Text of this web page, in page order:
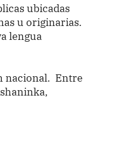
ubicadas
u originarias.
lengua
nacional. Entre